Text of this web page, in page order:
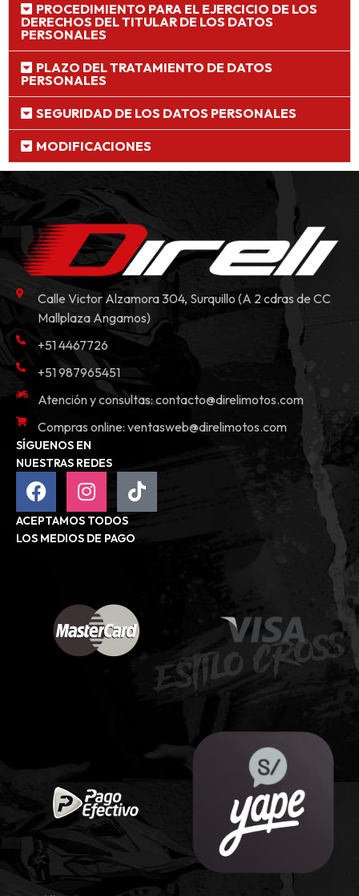
PROCEDIMIENTO PARA EL EJERCICIO DE LOS
DERECHOS DEL TITULAR DE LOS DATOS
PERSONALES
PLAZO DEL TRATAMIENTO DE DATOS
PERSONALES
SEGURIDAD DE LOS DATOS PERSONALES
MODIFICACIONES
Calle Victor Alzamora 304, Surquillo (A 2 cdras de CC
Mallplaza Angamos)
+51 4467726
+51 987965451
Atención y consultas:contacto@direlimotos.com
Compras online: ventasweb@direlimotos.com
SÍGUENOS EN
NUESTRAS REDES
ACEPTAMOS TODOS
LOS MEDIOS DE PAGO